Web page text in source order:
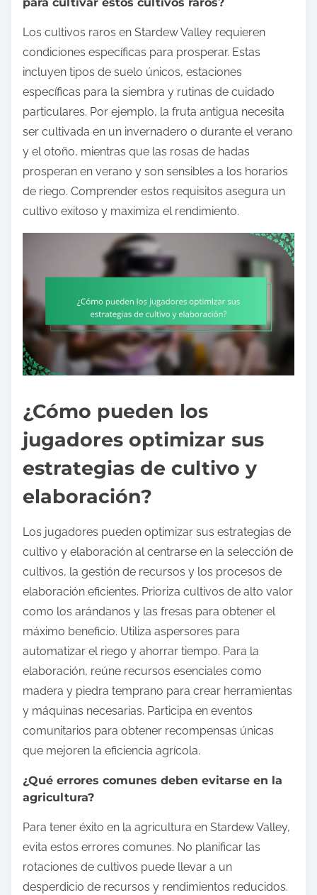
Los cultivos raros en Stardew Valley requieren
condiciones específicas para prosperar. Estas
incluyen tipos de suelo únicos, estaciones
específicas para la siembra y rutinas de cuidado
particulares. Por ejemplo, la fruta antigua necesita
ser cultivada en un invernadero o durante el verano
y el otoño, mientras que las rosas de hadas
prosperan en verano y son sensibles a los horarios
de riego. Comprender estos requisitos asegura un
cultivo exitoso y maximiza el rendimiento.
¿Cómo pueden los
jugadores optimizar sus
estrategias de cultivo y
elaboración?
Los jugadores pueden optimizar sus estrategias de
cultivo y elaboración al centrarse en la selección de
cultivos, la gestión de recursos y los procesos de
elaboración eficientes. Prioriza cultivos de alto valor
como los arándanos y las fresas para obtener el
máximo beneficio. Utiliza aspersores para
automatizar el riego y ahorrar tiempo. Para la
elaboración, reúne recursos esenciales como
madera y piedra temprano para crear herramientas
y máquinas necesarias. Participa en eventos
comunitarios para obtener recompensas únicas
que mejoren la eficiencia agrícola.
¿Qué errores comunes deben evitarse en la
agricultura?
Para tener éxito en la agricultura en Stardew Valley,
evita estos errores comunes. No planificar las
rotaciones de cultivos puede llevar a un
desperdicio de recursos y rendimientos reducidos.